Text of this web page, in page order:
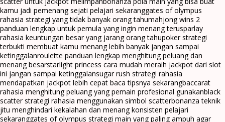
kamu jadi pemenang sejati pelajari sekaranggates of olympus
rahasia strategi yang tidak banyak orang tahumahjong wins 2
panduan lengkap untuk pemula yang ingin menang terusparlay
rahasia keuntungan besar yang jarang orang tahupoker strategi
terbukti membuat kamu menang lebih banyak jangan sampai
ketinggalanroulette panduan lengkap menghitung peluang dan
menang besarstarlight princess cara mudah meraih jackpot dari slot
ini jangan sampai ketinggalansugar rush strategi rahasia
mendapatkan jackpot lebih cepat baca tipsnya sekarangbaccarat
rahasia menghitung peluang yang pemain profesional gunakanblack
scatter strategi rahasia menggunakan simbol scatterbonanza teknik
jitu menghindari kekalahan dan menang konsisten pelajari
sekaranggates of olympus strategi main yang paling ampuh agar